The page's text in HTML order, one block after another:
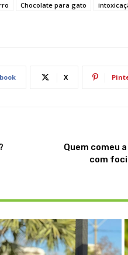
Chocolate para gato
X
Quem comeu
com